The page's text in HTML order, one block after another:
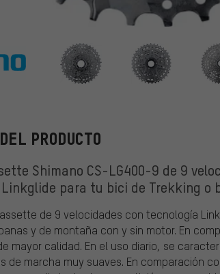
Shimano
PRODUCTO
Shimano CS-LG400-9 de 9
Linkglide para tu bici de Trekking o
de 9 velocidades con tecnología
y de montaña con y sin motor. En
mayor calidad. En el uso diario, se
de marcha muy suaves. En comparación